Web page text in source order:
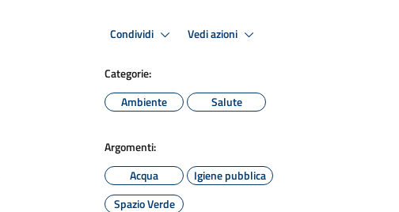
Condividi Vedi azioni
Categorie:
Ambiente
Salute
Argomenti:
Acqua
Igiene pubblica
Spazio Verde